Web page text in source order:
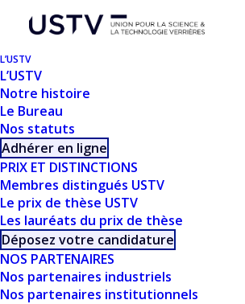
L’USTV
L’USTV
Notre histoire
Le Bureau
Nos statuts
Adhérer en ligne
PRIX ET DISTINCTIONS
Membres distingués USTV
Le prix de thèse USTV
Les lauréats du prix de thèse
Déposez votre candidature
NOS PARTENAIRES
Nos partenaires industriels
Nos partenaires institutionnels
TÉLÉCHARGER
Télécharger